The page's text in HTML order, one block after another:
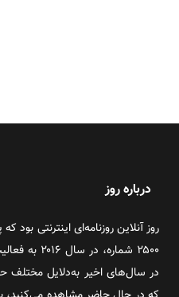
درباره روز
۲۵۰۰
در سال‌های اخیر به‌دلایل